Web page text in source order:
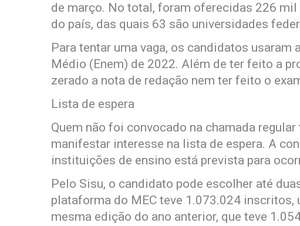
de março. No total, foram oferecidas 226
do país, das quais 63 são universidades
Para tentar uma vaga, os candidatos usaram
Médio (Enem) de 2022. Além de ter feito a
zerado a nota de redação nem ter feito o
Lista de espera
Quem não foi convocado na chamada
manifestar interesse na lista de espera. A
instituições de ensino está prevista para
Pelo Sisu, o candidato pode escolher até
plataforma do MEC teve 1.073.024 inscritos,
mesma edição do ano anterior, que teve